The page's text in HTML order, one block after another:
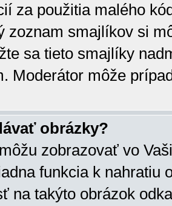
za použitia malého
zoznam smajlíkov si
sa tieto smajlíky
Moderátor môže
obrázky?
zobrazovať vo
funkcia k nahratiu
na takýto obrázok